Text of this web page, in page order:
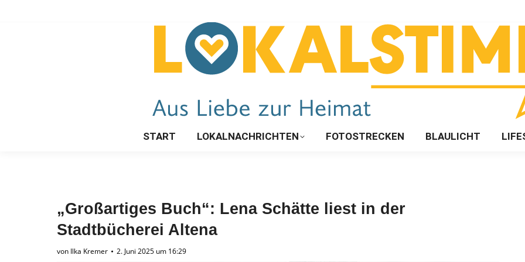
START LOKALNACHRICHTEN FOTOSTRECKEN BLAULICHT
„Großartiges Buch“: Lena Schätte liest in der
Stadtbücherei Altena
von Ilka Kremer 2. Juni 2025 um 16:29